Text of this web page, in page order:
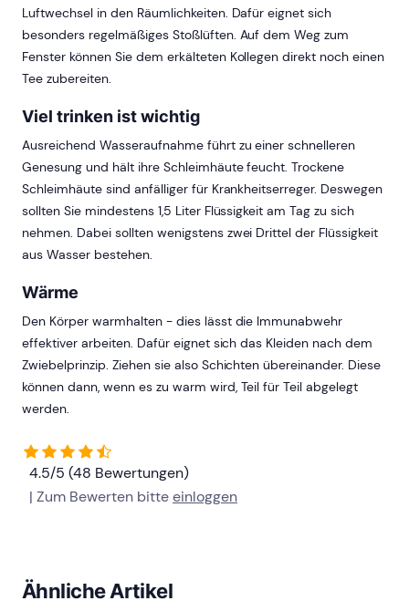
Luftwechsel in den Räumlichkeiten. Dafür eignet sich
besonders regelmäßiges Stoßlüften. Auf dem Weg zum
Fenster können Sie dem erkälteten Kollegen direkt noch einen
Tee zubereiten.
Viel trinken ist wichtig
Ausreichend Wasseraufnahme führt zu einer schnelleren
Genesung und hält ihre Schleimhäute feucht. Trockene
Schleimhäute sind anfälliger für Krankheitserreger. Deswegen
sollten Sie mindestens 1,5 Liter Flüssigkeit am Tag zu sich
nehmen. Dabei sollten wenigstens zwei Drittel der Flüssigkeit
aus Wasser bestehen.
Wärme
Den Körper warmhalten - dies lässt die Immunabwehr
effektiver arbeiten. Dafür eignet sich das Kleiden nach dem
Zwiebelprinzip. Ziehen sie also Schichten übereinander. Diese
können dann, wenn es zu warm wird, Teil für Teil abgelegt
werden.
4.5/5 (48 Bewertungen)
| Zum Bewerten bitteeinloggen
Ähnliche Artikel